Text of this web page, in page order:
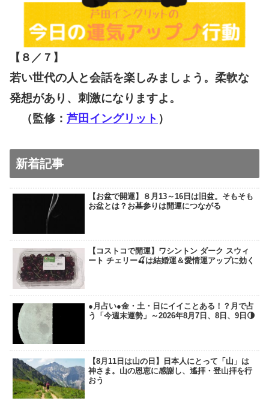
【８／７ 】
若い世代の人と会話を楽しみましょう。柔軟な
発想があり、刺激になりますよ。
（監修： 芦田イングリット ）
新着記事
【お盆で開運】８月13～16日は旧盆。そもそも
お盆とは？お墓参りは開運につながる
【コストコで開運】ワシントン ダーク スウィ
ート チェリー🍒は結婚運＆愛情運アップに効く
●月占い●金・土・日にイイことある！？月で占
う「今週末運勢」～2026年8月7日、8日、9日🌗
【8月11日は山の日】日本人にとって「山」は
神さま。山の恩恵に感謝し、遙拝・登山拝を行
おう